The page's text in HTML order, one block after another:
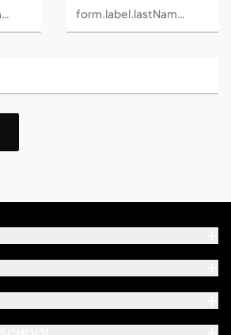
form.label.firstName * form.label.lastName *